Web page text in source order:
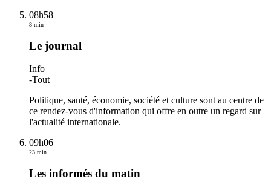
08h58
8 min
Le journal
Info
-Tout
Politique, santé, économie, société et culture sont au centre de
ce rendez-vous d'information qui offre en outre un regard sur
l'actualité internationale.
09h06
23 min
Les informés du matin